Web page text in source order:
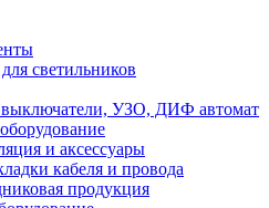
светильников
выключатели, УЗО, ДИФ автомат
и аксессуары
кабеля и провода
продукция